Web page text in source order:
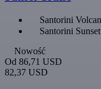
Santorini
Santorini
Nowość
Od 86,71 USD
82,37 USD